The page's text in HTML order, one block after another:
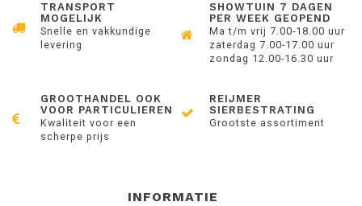
TRANSPORT
MOGELIJK
Snelle en vakkundige
levering
SHOWTUIN 7 DAGEN
PER WEEK GEOPEND
Ma t/m vrij 7.00-18.00 uur
zaterdag 7.00-17.00 uur
zondag 12.00-16.30 uur
GROOTHANDEL OOK
VOOR PARTICULIEREN
Kwaliteit voor een
scherpe prijs
REIJMER
SIERBESTRATING
Grootste assortiment
INFORMATIE